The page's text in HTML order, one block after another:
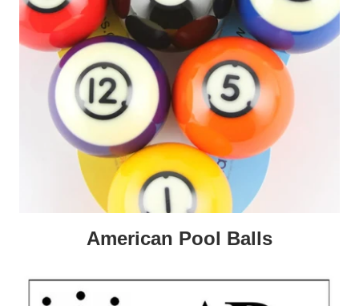
American Pool Balls